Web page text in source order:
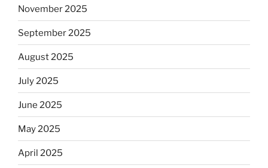
November 2025
September 2025
August 2025
July 2025
June 2025
May 2025
April 2025